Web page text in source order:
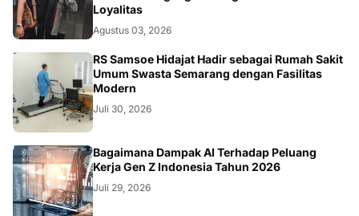
Agustus 03, 2026
KESEHATAN
Umum Swasta Semarang dengan Fasilitas
Modern
Juli 30, 2026
TEKNOLOGI
Kerja Gen Z Indonesia Tahun 2026
Juli 29, 2026